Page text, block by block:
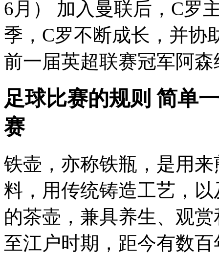
6月） 加入曼联后，C罗
季，C罗不断成长，并协
前一届英超联赛冠军阿森
足球比赛的规则 简单
赛
铁壶，亦称铁瓶，是用
料，用传统铸造工艺，
的茶壶，兼具养生、观
至江户时期，距今有数